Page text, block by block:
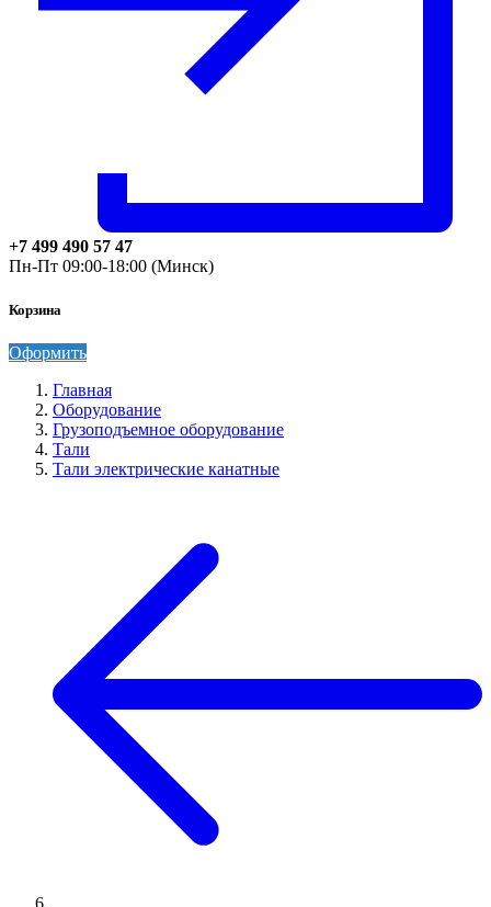
+7 499 490 57 47
Пн-Пт 09:00-18:00 (Минск)
Корзина
Оформить
Главная
Оборудование
Грузоподъемное оборудование
Тали
Тали электрические канатные